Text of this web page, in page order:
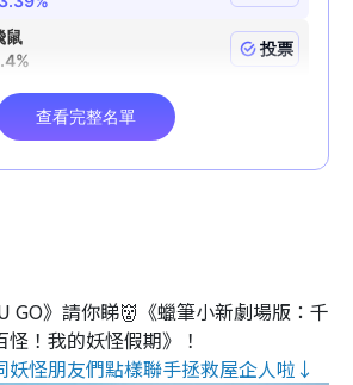
GO》請你睇👹《蠟筆小新劇場版：千
怪！我的妖怪假期》！
怪朋友們點樣聯手拯救屋企人啦↓